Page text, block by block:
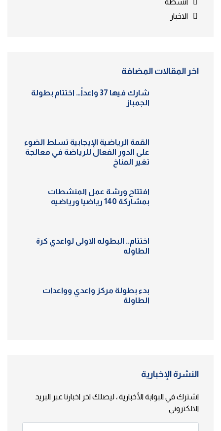
انشطة
الاخبار
اخر المقالات المضافة
شارك فيها 37 واعداً… اختتام بطولة
الجمباز
القمة الرياضية الإيجابية تسلط الضوء
على الدور الفعال للرياضة في معالجة
تغير المناخ
افتتاح ورشة عمل المنشطات
بمشاركة 140 رياضيا ورياضيه
اختتام.. البطوله الاولى لواعدي كرة
الطاوله
بدء بطولة مركز واعدي وواعدات
الطاولة
النشرة الإخبارية
اشترك في البوابة الأخبارية ، ليصلك اخر اخبارنا عبر البريد
الالكتروني